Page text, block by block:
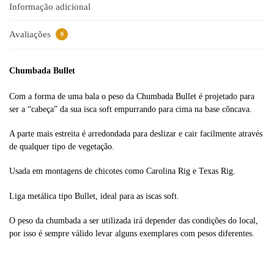
i
e
Informação adicional
Avaliações 0
Chumbada Bullet
Com a forma de uma bala o peso da Chumbada Bullet é projetado para
ser a “cabeça” da sua isca soft empurrando para cima na base côncava.
A parte mais estreita é arredondada para deslizar e cair facilmente através
de qualquer tipo de vegetação.
Usada em montagens de chicotes como Carolina Rig e Texas Rig.
Liga metálica tipo Bullet, ideal para as iscas soft.
O peso da chumbada a ser utilizada irá depender das condições do local,
por isso é sempre válido levar alguns exemplares com pesos diferentes.